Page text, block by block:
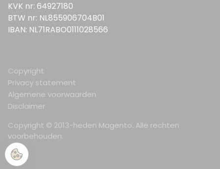
KVK nr: 64927180
BTW nr: NL855906704B01
IBAN: NL71RABO0111028566
Copyright © 2013-heden Magento. Alle rechten
voorbehouden.
Copyright
Privacy statement
Algemene voorwaarden
Disclaimer